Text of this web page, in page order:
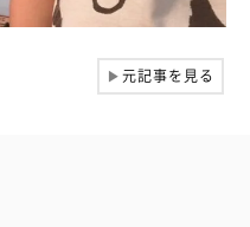
▶元記事を見る